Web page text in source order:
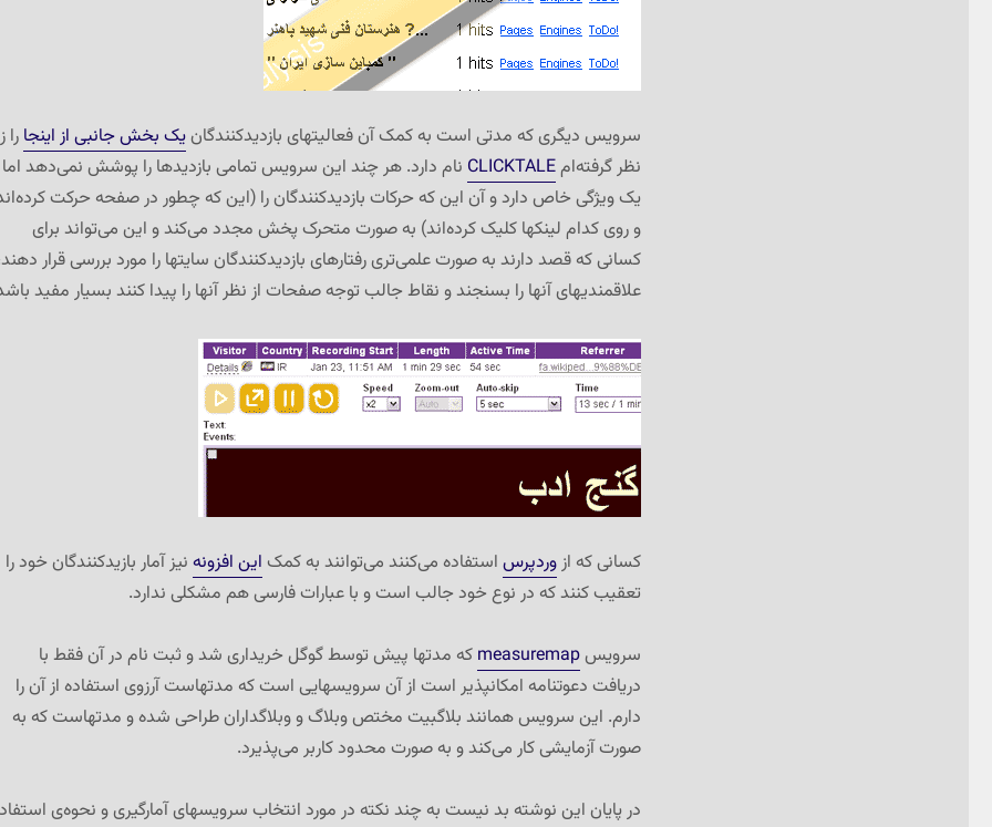
سرویس دیگری که مدتی است به کمک آن فعالیتهای بازدیدکنندگانیک بخش جانبی از اینجا را
نظر گرفته‌امCLICKTALE نام دارد. هر چند این سرویس تمامی بازدیدها را پوشش نمی‌دهد اما
یک ویژگی خاص دارد و آن این که حرکات بازدیدکنندگان را (این که چطور در صفحه حرکت
و روی کدام لینکها کلیک کرده‌اند) به صورت متحرک پخش مجدد می‌کند و این می‌تواند برای
کسانی که قصد دارند به صورت علمی‌تری رفتارهای بازدیدکنندگان سایتها را مورد بررسی قرار
علاقمندیهای آنها را بسنجند و نقاط جالب توجه صفحات از نظر آنها را پیدا کنند بسیار مفید
کسانی که ازوردپرساستفاده می‌کنند می‌توانند به کمک این افزونهنیز آمار بازیدکنندگان خود را
تعقیب کنند که در نوع خود جالب است و با عبارات فارسی هم مشکلی ندارد.
سرویسmeasuremap که مدتها پیش توسط گوگل خریداری شد و ثبت نام در آن فقط با
دریافت دعوتنامه امکانپذیر است از آن سرویسهایی است که مدتهاست آرزوی استفاده از آن را
دارم. این سرویس همانند بلاگبیت مختص وبلاگ و وبلاگداران طراحی شده و مدتهاست که به
صورت آزمایشی کار می‌کند و به صورت محدود کاربر می‌پذیرد.
در پایان این نوشته بد نیست به چند نکته در مورد انتخاب سرویسهای آمارگیری و نحوه‌ی